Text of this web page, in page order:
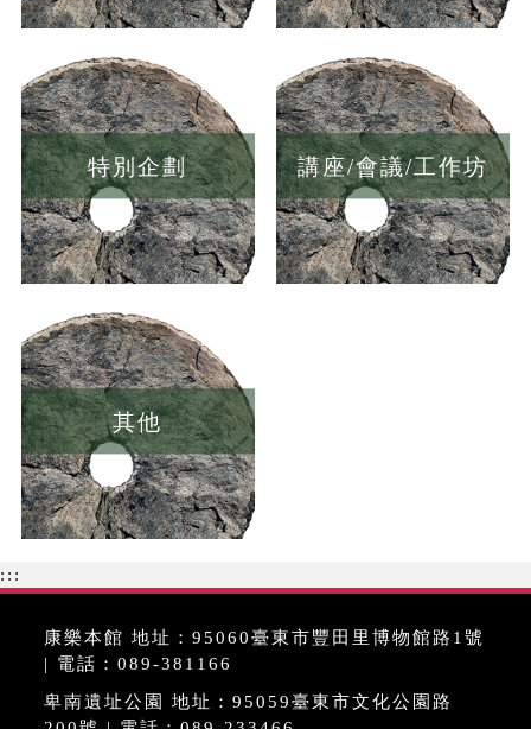
特別企劃 講座/會議/工作坊
其他
:::
康樂本館 地址：95060臺東市豐田里博物館路1號
| 電話：089-381166
卑南遺址公園 地址：95059臺東市文化公園路